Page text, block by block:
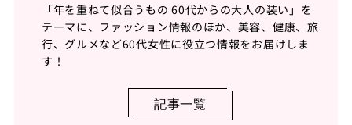
「年を重ねて似合うもの 60代からの大人の装い」を
テーマに、ファッション情報のほか、美容、健康、旅
行、グルメなど60代女性に役立つ情報をお届けしま
す！
記事一覧